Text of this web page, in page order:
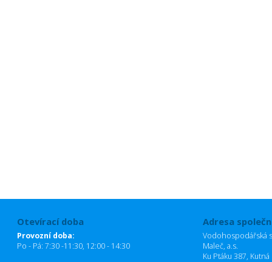
Otevírací doba
Provozní doba:
Po - Pá: 7:30 -11:30, 12:00 - 14:30
Adresa
Vodohospodářská
Maleč, a.s.
Ku Ptáku 387,